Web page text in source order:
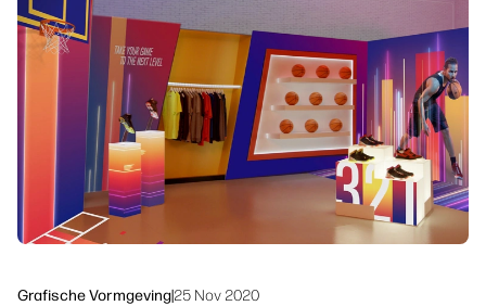
Neem contact op met een HP PrintOS-
expert
Volg ons
linkedInfacebook
twitteryoutube
Workflowoplossingen
Duurzaamheid
Grafische Vormgeving|25 Nov 2020